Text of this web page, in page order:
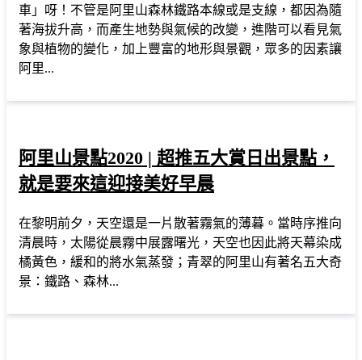
車」呀！不管是阿里山森林鐵路本線或是支線，都因為隨
著海拔升高，而產生地勢與氣候的改變，進階可以看見氣
象與植物的變化，加上豐富的地形與景觀，眾多的因素讓
阿里...
阿里山景點2020 | 超推五大賞日出景點，
就是要來這迎接美好早晨
在黎明前夕，天空還是一片散著霧氣的薄暮。當時序推向
清晨時，太陽從晨霧中展露曙光，天空也因此將天幕染成
橘黃色，緩和的將水氣蒸發；青翠的阿里山有著名五大奇
景：鐵路、森林...